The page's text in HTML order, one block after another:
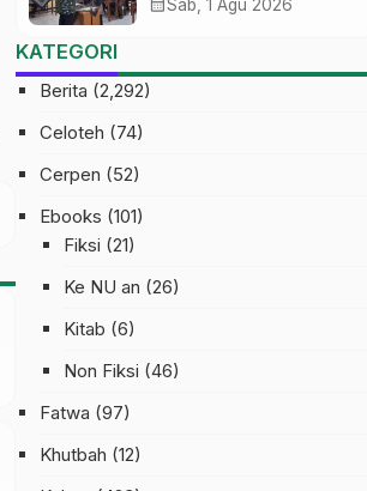
calendar_monthSab, 1 Agu 2026
KATEGORI
Berita (2,292)
Celoteh (74)
Cerpen (52)
Ebooks (101)
Fiksi (21)
Ke NU an (26)
Kitab (6)
Non Fiksi (46)
Fatwa (97)
Khutbah (12)